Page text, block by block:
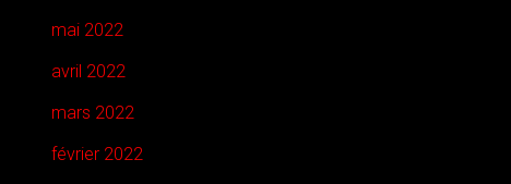
mai 2022
avril 2022
mars 2022
février 2022